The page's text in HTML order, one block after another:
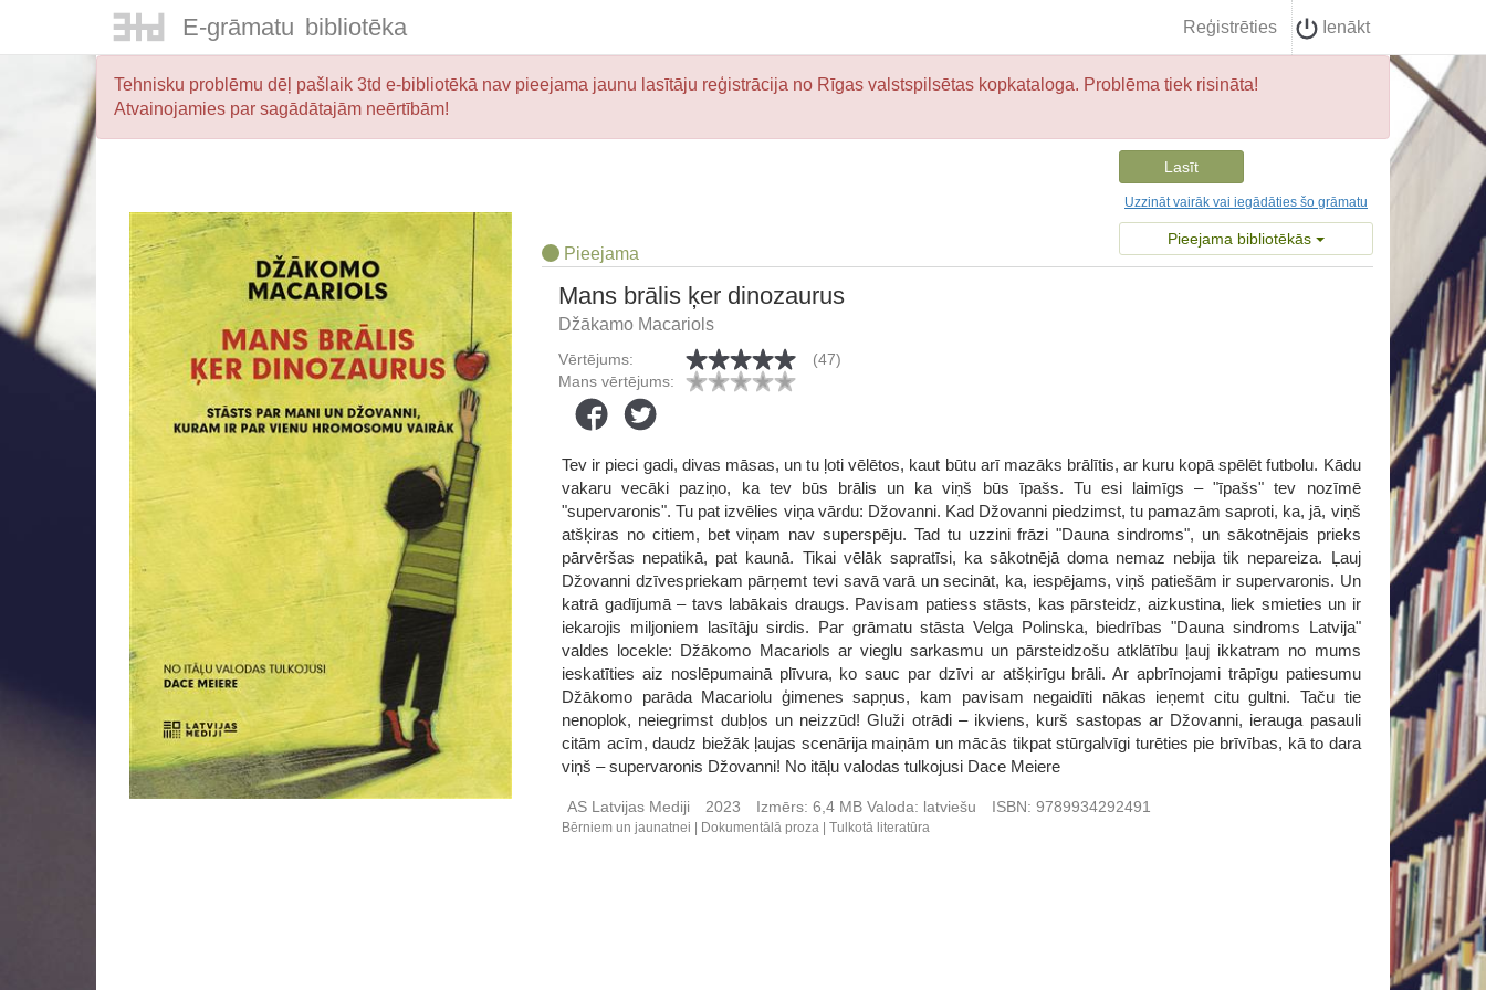
E-grāmatu bibliotēka Reģistrēties Ienākt
Tehnisku problēmu dēļ pašlaik 3td e-bibliotēkā nav pieejama jaunu lasītāju reģistrācija no Rīgas valstspilsētas kopkataloga. Problēma tiek risināta!
Atvainojamies par sagādātajām neērtībām!
Lasīt
Uzzināt vairāk vai iegādāties šo grāmatu
Pieejama bibliotēkās
Pieejama
Mans brālis ķer dinozaurus
Džākamo Macariols
Vērtējums:
(47)
Mans vērtējums:
Tev ir pieci gadi, divas māsas, un tu ļoti vēlētos, kaut būtu arī mazāks brālītis, ar kuru kopā spēlēt futbolu. Kādu
vakaru vecāki paziņo, ka tev būs brālis un ka viņš būs īpašs. Tu esi laimīgs – "īpašs" tev nozīmē
"supervaronis". Tu pat izvēlies viņa vārdu: Džovanni. Kad Džovanni piedzimst, tu pamazām saproti, ka, jā, viņš
atšķiras no citiem, bet viņam nav superspēju. Tad tu uzzini frāzi "Dauna sindroms", un sākotnējais prieks
pārvēršas nepatikā, pat kaunā. Tikai vēlāk sapratīsi, ka sākotnējā doma nemaz nebija tik nepareiza. Ļauj
Džovanni dzīvespriekam pārņemt tevi savā varā un secināt, ka, iespējams, viņš patiešām ir supervaronis. Un
katrā gadījumā – tavs labākais draugs. Pavisam patiess stāsts, kas pārsteidz, aizkustina, liek smieties un ir
iekarojis miljoniem lasītāju sirdis. Par grāmatu stāsta Velga Polinska, biedrības "Dauna sindroms Latvija"
valdes locekle: Džākomo Macariols ar vieglu sarkasmu un pārsteidzošu atklātību ļauj ikkatram no mums
ieskatīties aiz noslēpumainā plīvura, ko sauc par dzīvi ar atšķirīgu brāli. Ar apbrīnojami trāpīgu patiesumu
Džākomo parāda Macariolu ģimenes sapņus, kam pavisam negaidīti nākas ieņemt citu gultni. Taču tie
nenoplok, neiegrimst dubļos un neizzūd! Gluži otrādi – ikviens, kurš sastopas ar Džovanni, ierauga pasauli
citām acīm, daudz biežāk ļaujas scenārija maiņām un mācās tikpat stūrgalvīgi turēties pie brīvības, kā to dara
viņš – supervaronis Džovanni! No itāļu valodas tulkojusi Dace Meiere
AS Latvijas Mediji 2023 Izmērs: 6,4 MBValoda: latviešu ISBN: 9789934292491
Bērniem un jaunatnei Dokumentālā proza Tulkotā literatūra